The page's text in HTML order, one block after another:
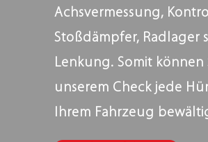
Achsvermessung,
Stoßdämpfer, Radlager
Lenkung. Somit können
unserem Check jede
Ihrem Fahrzeug